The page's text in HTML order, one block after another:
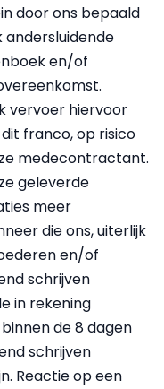
door ons bepaald
andersluidende
en/of
vervoer hiervoor
franco, op risico
medecontractant.
geleverde
meer
die ons, uiterlijk
en/of
schrijven
in rekening
de 8 dagen
schrijven
Reactie op een